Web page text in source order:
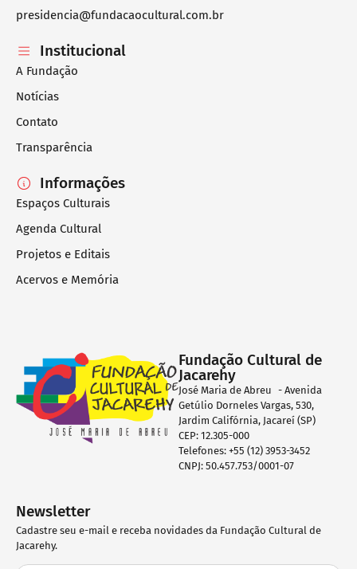
presidencia@fundacaocultural.com.br
Institucional
A Fundação
Notícias
Contato
Transparência
Informações
Espaços Culturais
Agenda Cultural
Projetos e Editais
Acervos e Memória
Fundação Cultural de
Jacarehy
José Maria de Abreu - Avenida
Getúlio Dorneles Vargas, 530,
Jardim Califórnia, Jacareí (SP)
CEP: 12.305-000
Telefones: +55 (12) 3953-3452
CNPJ: 50.457.753/0001-07
Newsletter
Cadastre seu e-mail e receba novidades da Fundação Cultural de
Jacarehy.